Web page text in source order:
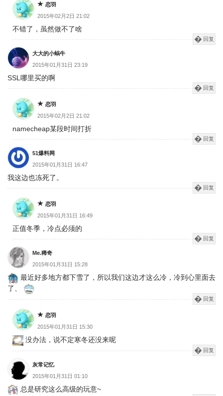
恋羽
2015年02月2日 21:02
不错了，虽然做不了啥
回复
大大的小蜗牛
2015年01月31日 23:19
SSL哪里买的啊
回复
恋羽
2015年02月2日 21:02
namecheap某段时间打折
回复
51爆料网
2015年01月31日 16:47
我这边也冻死了。
回复
恋羽
2015年01月31日 16:49
正值冬季，冷点必须的
回复
Me.稀奇
2015年01月31日 15:28
最近好多地方都下雪了，所以我们这边才这么冷，冷到心里面去
了、
回复
恋羽
2015年01月31日 15:30
没办法，说不定寒冬还没来呢
回复
灰常记忆
2015年01月31日 01:10
总是研究这么高级的玩意~